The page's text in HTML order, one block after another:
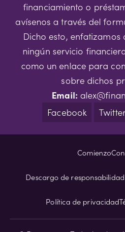
financiamiento o
avísenos a través del
Dicho esto,
ningún servicio
como un enlace para
sobre dichos
Email:
Facebook
Comienzo
Descargo de
Política de privacidad